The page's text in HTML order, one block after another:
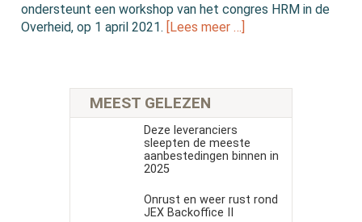
ondersteunt een workshop van het congres HRM in de
Overheid, op 1 april 2021. [Lees meer …]
MEEST GELEZEN
Deze leveranciers
sleepten de meeste
aanbestedingen binnen in
2025
Onrust en weer rust rond
JEX Backoffice II